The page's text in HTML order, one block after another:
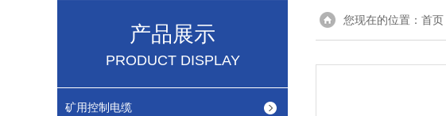
产品展示
PRODUCT DISPLAY
矿用控制电缆
您现在的位置： 首页